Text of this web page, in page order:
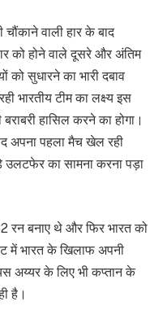
वाली हार के बाद
को होने वाले दूसरे और अंतिम
को सुधारने का भारी दबाव
भारतीय टीम का लक्ष्य इस
हासिल करने का होगा।
अपना पहला मैच खेल रही
उलटफेर का सामना करना पड़ा
बनाए थे और फिर भारत को
में भारत के खिलाफ अपनी
अय्यर के लिए भी कप्तान के
है।